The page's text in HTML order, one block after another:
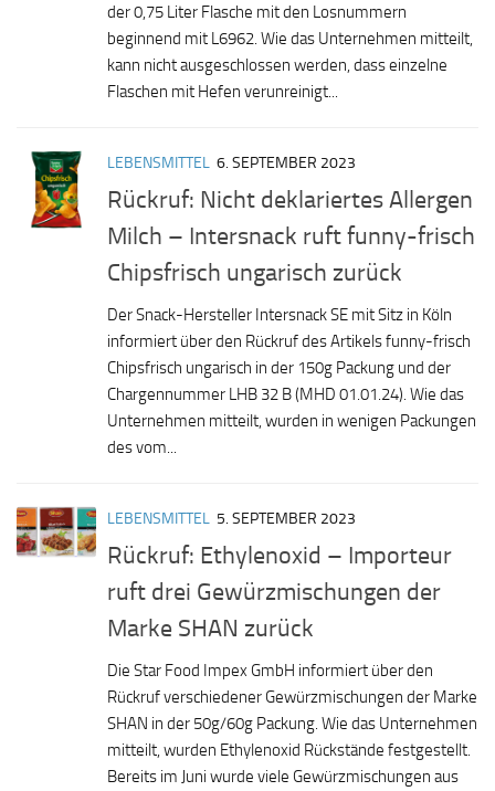
der 0,75 Liter Flasche mit den Losnummern
beginnend mit L6962. Wie das Unternehmen mitteilt,
kann nicht ausgeschlossen werden, dass einzelne
Flaschen mit Hefen verunreinigt...
LEBENSMITTEL 6. SEPTEMBER 2023
Rückruf: Nicht deklariertes Allergen
Milch – Intersnack ruft funny-frisch
Chipsfrisch ungarisch zurück
Der Snack-Hersteller Intersnack SE mit Sitz in Köln
informiert über den Rückruf des Artikels funny-frisch
Chipsfrisch ungarisch in der 150g Packung und der
Chargennummer LHB 32 B (MHD 01.01.24). Wie das
Unternehmen mitteilt, wurden in wenigen Packungen
des vom...
LEBENSMITTEL 5. SEPTEMBER 2023
Rückruf: Ethylenoxid – Importeur
ruft drei Gewürzmischungen der
Marke SHAN zurück
Die Star Food Impex GmbH informiert über den
Rückruf verschiedener Gewürzmischungen der Marke
SHAN in der 50g/60g Packung. Wie das Unternehmen
mitteilt, wurden Ethylenoxid Rückstände festgestellt.
Bereits im Juni wurde viele Gewürzmischungen aus